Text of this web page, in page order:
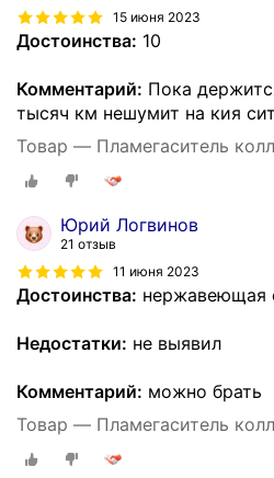
15 июня 2023
Достоинства: 10
Комментарий: Пока
тысяч км нешумит на кия
Товар — Пламегаситель
Юрий Логвинов
21 отзыв
11 июня 2023
Достоинства: нержавеющая
Недостатки: не выявил
Комментарий: можно брать
Товар — Пламегаситель